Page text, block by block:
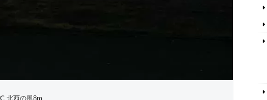
北西の風8m